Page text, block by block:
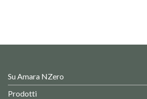
Su Amara NZero
Prodotti